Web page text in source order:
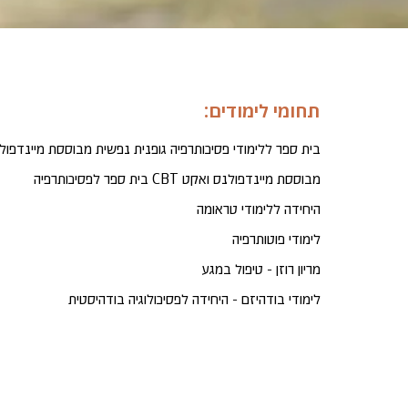
תחומי לימודים:
בית ספר ללימודי פסיכותרפיה גופנית נפשית מבוססת
בית ספר לפסיכותרפיה CBT מבוססת מיינדפולנס ואקט
היחידה ללימודי טראומה
לימודי פוטותרפיה
מריון רוזן - טיפול במגע
לימודי בודהיזם - היחידה לפסיכולוגיה בודהיסטית